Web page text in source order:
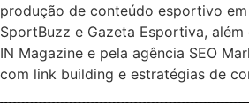
produção de conteúdo esportivo
SportBuzz e Gazeta Esportiva,
IN Magazine e pela agência SEO
com link building e estratégias de